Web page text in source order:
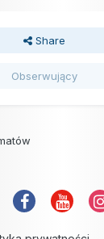
Share
Obserwujący